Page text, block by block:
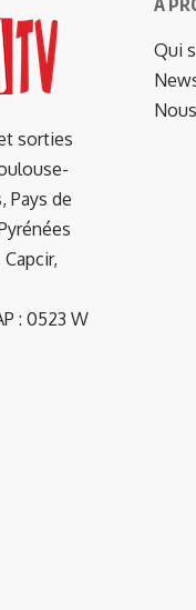
sorties
Pays de
: 0523 W
A
Qui